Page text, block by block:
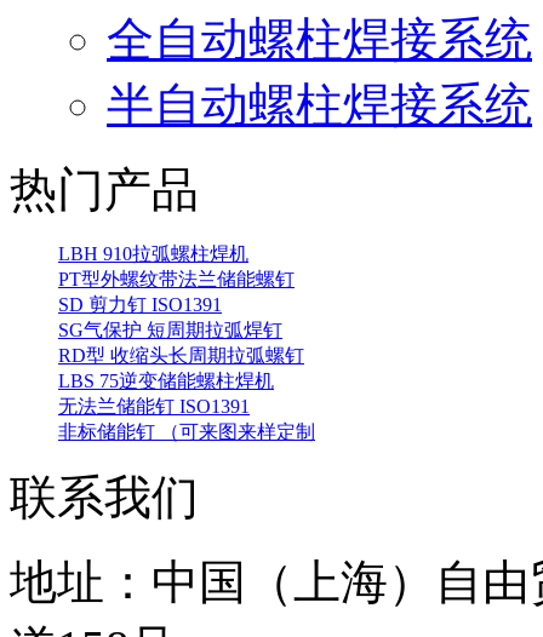
全自动螺柱焊接系统
半自动螺柱焊接系统
热门产品
LBH 910拉弧螺柱焊机
PT型外螺纹带法兰储能螺钉
SD 剪力钉 ISO1391
SG气保护 短周期拉弧焊钉
RD型 收缩头长周期拉弧螺钉
LBS 75逆变储能螺柱焊机
无法兰储能钉 ISO1391
非标储能钉 （可来图来样定制
联系我们
地址：中国（上海）自